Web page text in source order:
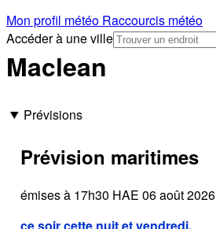
Mon profil météo Raccourcis météo
Accéder à une ville
Maclean
Prévisions
Prévision maritimes
émises à 17h30 HAE 06 août 2026
ce soir cette nuit et vendredi.